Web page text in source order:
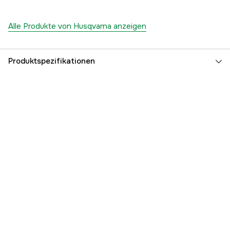
Alle Produkte von Husqvarna anzeigen
Produktspezifikationen